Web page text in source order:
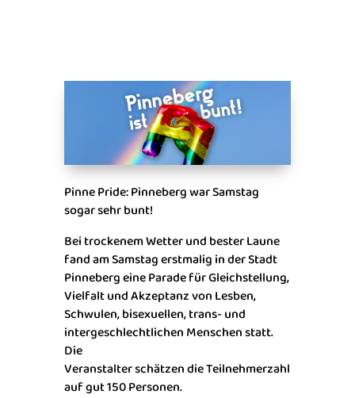
Pinne Pride: Pinneberg war Samstag
sogar sehr bunt!
Bei trockenem Wetter und bester Laune
fand am Samstag erstmalig in der Stadt
Pinneberg eine Parade für Gleichstellung,
Vielfalt und Akzeptanz von Lesben,
Schwulen, bisexuellen, trans- und
intergeschlechtlichen Menschen statt.
Die
Veranstalter schätzen die Teilnehmerzahl
auf gut 150 Personen.